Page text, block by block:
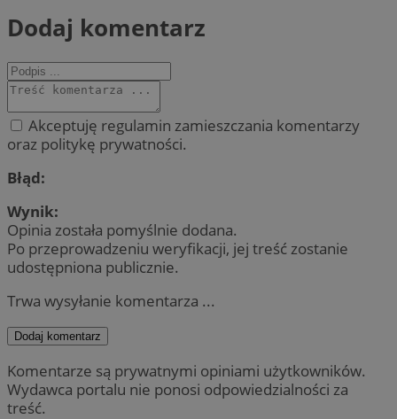
Dodaj komentarz
Akceptuję regulamin zamieszczania komentarzy
oraz politykę prywatności.
Błąd:
Wynik:
Opinia została pomyślnie dodana.
Po przeprowadzeniu weryfikacji, jej treść zostanie
udostępniona publicznie.
Trwa wysyłanie komentarza ...
Dodaj komentarz
Komentarze są prywatnymi opiniami użytkowników.
Wydawca portalu nie ponosi odpowiedzialności za
treść.